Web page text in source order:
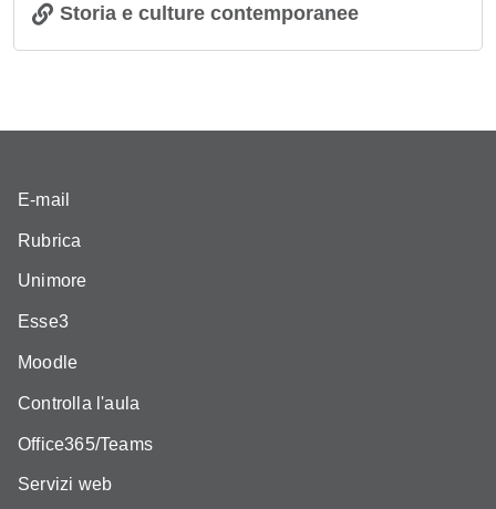
Storia e culture contemporanee
E-mail
Rubrica
Unimore
Esse3
Moodle
Controlla l'aula
Office365/Teams
Servizi web